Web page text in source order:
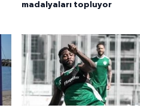
madalyaları topluyor